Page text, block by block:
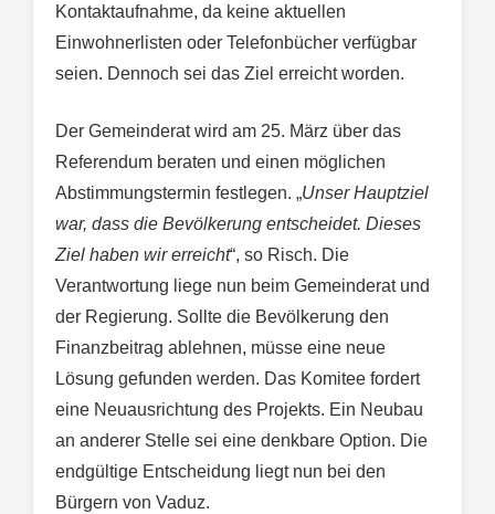
Kontaktaufnahme, da keine aktuellen
Einwohnerlisten oder Telefonbücher verfügbar
seien. Dennoch sei das Ziel erreicht worden.
Der Gemeinderat wird am 25. März über das
Referendum beraten und einen möglichen
Abstimmungstermin festlegen. „Unser Hauptziel
war, dass die Bevölkerung entscheidet. Dieses
Ziel haben wir erreicht“, so Risch. Die
Verantwortung liege nun beim Gemeinderat und
der Regierung. Sollte die Bevölkerung den
Finanzbeitrag ablehnen, müsse eine neue
Lösung gefunden werden. Das Komitee fordert
eine Neuausrichtung des Projekts. Ein Neubau
an anderer Stelle sei eine denkbare Option. Die
endgültige Entscheidung liegt nun bei den
Bürgern von Vaduz.